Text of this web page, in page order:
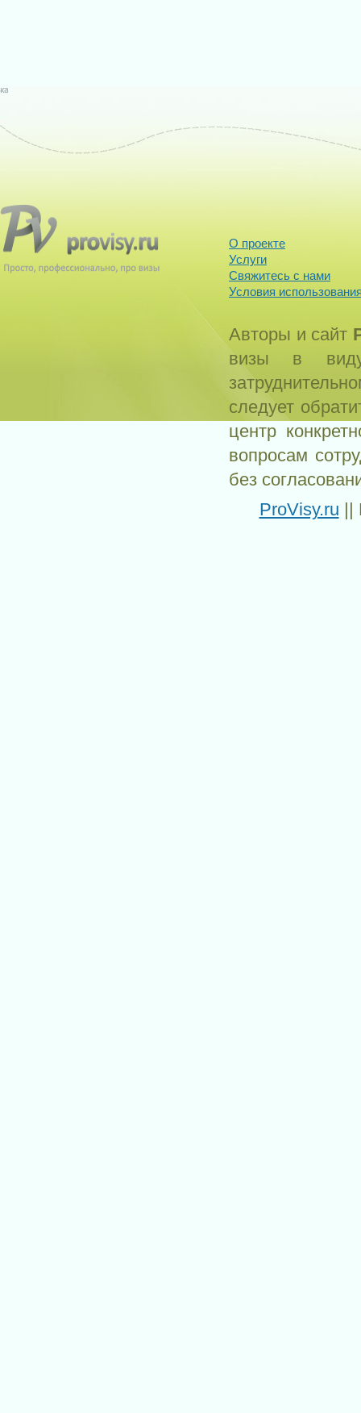
О проекте
Услуги
Свяжитесь с нами
Условия
Авторы и сайт
визы в виду
следует
центр
вопросам
без
ProVisy.ru ||